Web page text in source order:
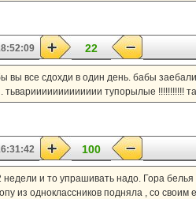
22
вы все сдохди в один день. бабы
тупорылые !!!!!!!!!!!
100
недели и то упрашивать надо. Гора
из одноклассников подняла , со